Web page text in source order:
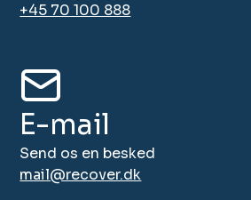
+45 70 100 888
E-mail
Send os en besked
mail@recover.dk